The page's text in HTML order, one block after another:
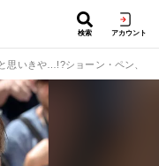
検索 アカウント
思いきや…!?ショーン・ペン、ビ